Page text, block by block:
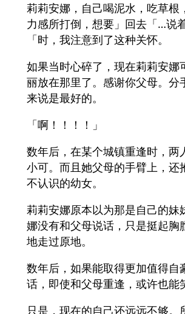
莉莉安娜，自己喝泥水，吃草根
力感所打倒，想要」回去「…说
「时，我注意到了这种关怀。
如果当时心碎了，现在莉莉安娜
丽放在那里了。感谢你父母。分
来说是最好的。
「啊！！！！」
数年后，在某个城镇重逢时，两
小可。而且她父母的手臂上，还
不认识的幼女。
莉莉安娜原本以为那是自己的妹
娜没有和父母说话，只是挺起胸
地走过原地。
数年后，如果能取得更加值得自
话，即使和父母重逢，或许也能
只是，现在的自己还远远不够。